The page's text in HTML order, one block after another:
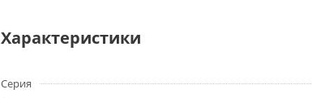
Характеристики
Серия